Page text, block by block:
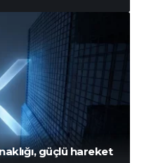
güçlü hareket